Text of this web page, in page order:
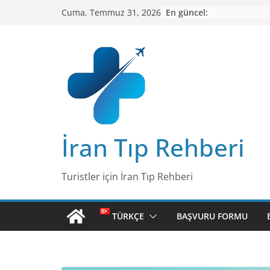
Cuma, Temmuz 31, 2026 En güncel:
İran Tıp Rehberi
Turistler için İran Tıp Rehberi
TÜRKÇE BAŞVURU FORMU